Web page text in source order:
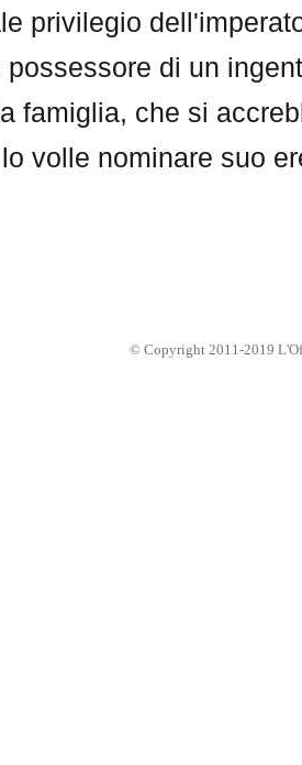
privilegio
possessore di un
famiglia, che si
volle nominare suo
© Copyright 2011-2019